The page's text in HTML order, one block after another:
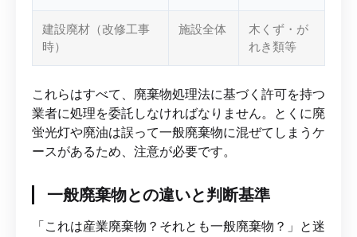
建設廃材（改修工事
時）
施設全体
木くず・が
れき類等
これらはすべて、廃棄物処理法に基づく許可を持つ
業者に処理を委託しなければなりません。とくに廃
蛍光灯や廃油は誤って一般廃棄物に混ぜてしまうケ
ースがあるため、注意が必要です。
一般廃棄物との違いと判断基準
「これは産業廃棄物？それとも一般廃棄物？」と迷